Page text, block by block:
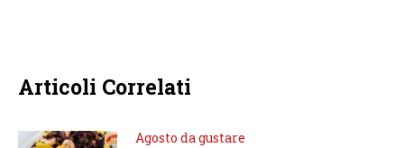
Articoli Correlati
Agosto da gustare